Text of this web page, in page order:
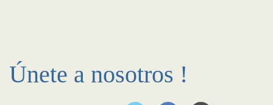
Únete a nosotros !